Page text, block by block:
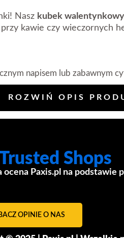
Nasz kubek walentynkowy
kawie czy wieczornych
napisem lub zabawnym
i temperaturę.
Walentynki będą jeszcze
ROZWIŃ OPIS
Shops
ocena Paxis.pl na podstawie
OPINIE O NAS